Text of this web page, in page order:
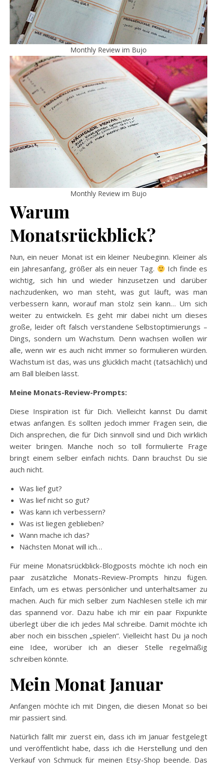
Monthly Review im Bujo
Monthly Review im Bujo
Warum
Monatsrückblick?
Nun, ein neuer Monat ist ein kleiner Neubeginn. Kleiner als
ein Jahresanfang, größer als ein neuer Tag.
Ich finde es
wichtig, sich hin und wieder hinzusetzen und darüber
nachzudenken, wo man steht, was gut läuft, was man
verbessern kann, worauf man stolz sein kann… Um sich
weiter zu entwickeln. Es geht mir dabei nicht um dieses
große, leider oft falsch verstandene Selbstoptimierungs –
Dings, sondern um Wachstum. Denn wachsen wollen wir
alle, wenn wir es auch nicht immer so formulieren würden.
Wachstum ist das, was uns glücklich macht (tatsächlich) und
am Ball bleiben lässt.
Meine Monats-Review-Prompts:
Diese Inspiration ist für Dich. Vielleicht kannst Du damit
etwas anfangen. Es sollten jedoch immer Fragen sein, die
Dich ansprechen, die für Dich sinnvoll sind und Dich wirklich
weiter bringen. Manche noch so toll formulierte Frage
bringt einem selber einfach nichts. Dann brauchst Du sie
auch nicht.
Was lief gut?
Was lief nicht so gut?
Was kann ich verbessern?
Was ist liegen geblieben?
Wann mache ich das?
Nächsten Monat will ich…
Für meine Monatsrückblick-Blogposts möchte ich noch ein
paar zusätzliche Monats-Review-Prompts hinzu fügen.
Einfach, um es etwas persönlicher und unterhaltsamer zu
machen. Auch für mich selber zum Nachlesen stelle ich mir
das spannend vor. Dazu habe ich mir ein paar Fixpunkte
überlegt über die ich jedes Mal schreibe. Damit möchte ich
aber noch ein bisschen „spielen“. Vielleicht hast Du ja noch
eine Idee, worüber ich an dieser Stelle regelmäßig
schreiben könnte.
Mein Monat Januar
Anfangen möchte ich mit Dingen, die diesen Monat so bei
mir passiert sind.
Natürlich fällt mir zuerst ein, dass ich im Januar festgelegt
und veröffentlicht habe, dass ich die Herstellung und den
Verkauf von Schmuck für meinen Etsy-Shop beende. Das